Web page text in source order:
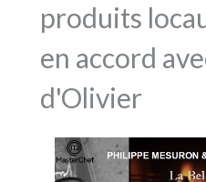
produits
en accord
d'Olivier